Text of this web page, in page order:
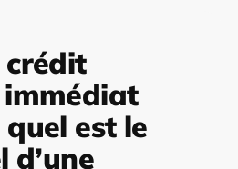
crédit
immédiat
est le
d’une